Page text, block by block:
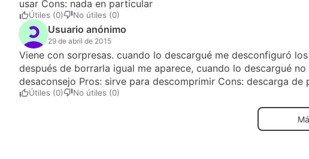
usar Cons: nada en particular
Útiles (0) No útiles (0)
Usuario anónimo
29 de abril de 2015
Viene con sorpresas. cuando lo descargué me desconfiguró
después de borrarla igual me aparece, cuando lo descargué
desaconsejo Pros: sirve para descomprimir Cons: descarga
Útiles (0) No útiles (0)